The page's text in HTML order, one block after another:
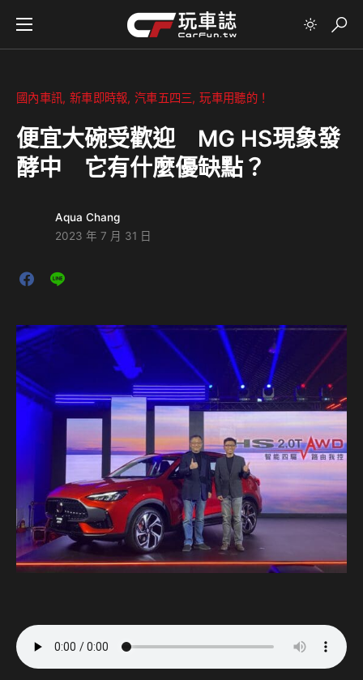
國內車訊 新車即時報 汽車五四三 玩車用聽的！
便宜大碗受歡迎 MG HS現象發
酵中 它有什麼優缺點？
Aqua Chang
2023 年 7 月 31 日